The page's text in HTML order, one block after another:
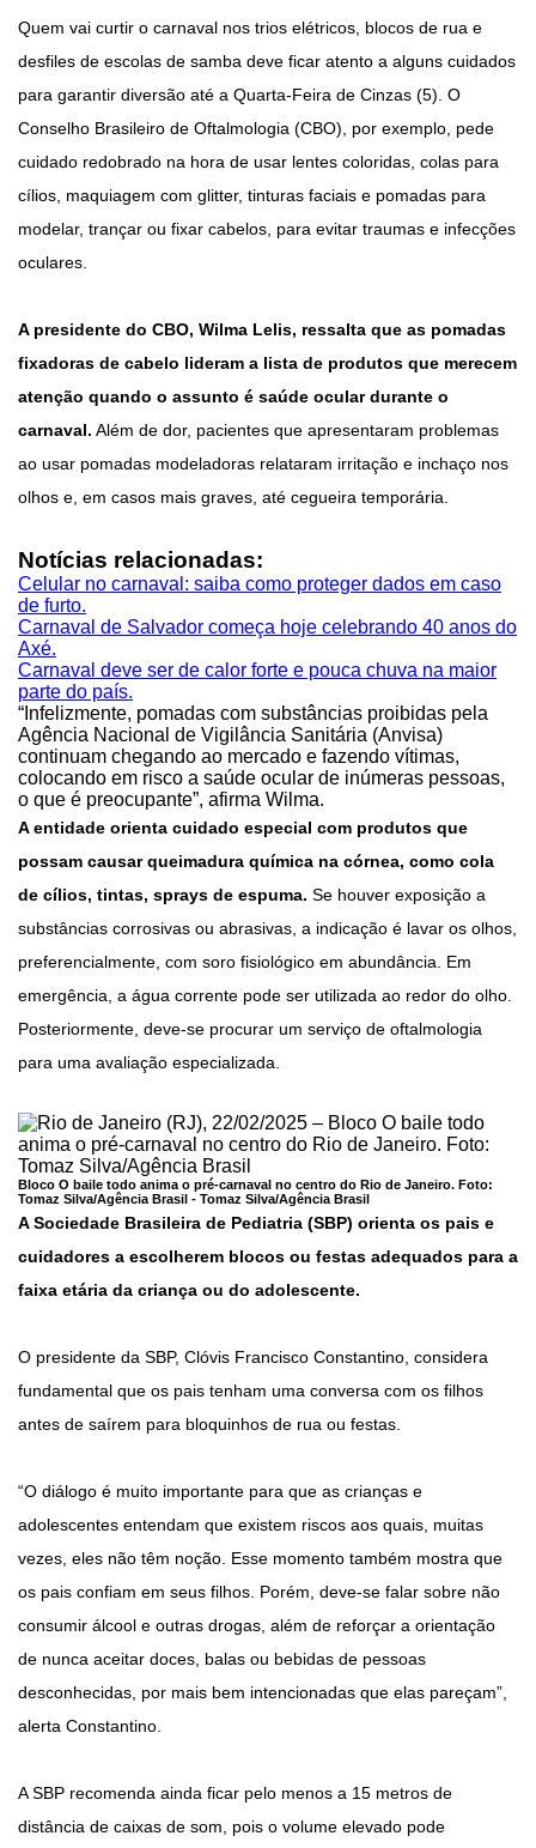
Quem vai curtir o carnaval nos trios elétricos, blocos de rua e
desfiles de escolas de samba deve ficar atento a alguns cuidados
para garantir diversão até a Quarta-Feira de Cinzas (5). O
Conselho Brasileiro de Oftalmologia (CBO), por exemplo, pede
cuidado redobrado na hora de usar lentes coloridas, colas para
cílios, maquiagem com glitter, tinturas faciais e pomadas para
modelar, trançar ou fixar cabelos, para evitar traumas e infecções
oculares.
A presidente do CBO, Wilma Lelis, ressalta que as pomadas
fixadoras de cabelo lideram a lista de produtos que merecem
atenção quando o assunto é saúde ocular durante o
carnaval. Além de dor, pacientes que apresentaram problemas
ao usar pomadas modeladoras relataram irritação e inchaço nos
olhos e, em casos mais graves, até cegueira temporária.
Notícias relacionadas:
Celular no carnaval: saiba como proteger dados em caso
de furto.
Carnaval de Salvador começa hoje celebrando 40 anos do
Axé.
Carnaval deve ser de calor forte e pouca chuva na maior
parte do país.
“Infelizmente, pomadas com substâncias proibidas pela
Agência Nacional de Vigilância Sanitária (Anvisa)
continuam chegando ao mercado e fazendo vítimas,
colocando em risco a saúde ocular de inúmeras pessoas,
o que é preocupante”, afirma Wilma.
A entidade orienta cuidado especial com produtos que
possam causar queimadura química na córnea, como cola
de cílios, tintas, sprays de espuma. Se houver exposição a
substâncias corrosivas ou abrasivas, a indicação é lavar os olhos,
preferencialmente, com soro fisiológico em abundância. Em
emergência, a água corrente pode ser utilizada ao redor do olho.
Posteriormente, deve-se procurar um serviço de oftalmologia
para uma avaliação especializada.
Bloco O baile todo anima o pré-carnaval no centro do Rio de Janeiro. Foto:
Tomaz Silva/Agência Brasil - Tomaz Silva/Agência Brasil
A Sociedade Brasileira de Pediatria (SBP) orienta os pais e
cuidadores a escolherem blocos ou festas adequados para a
faixa etária da criança ou do adolescente.
O presidente da SBP, Clóvis Francisco Constantino, considera
fundamental que os pais tenham uma conversa com os filhos
antes de saírem para bloquinhos de rua ou festas.
“O diálogo é muito importante para que as crianças e
adolescentes entendam que existem riscos aos quais, muitas
vezes, eles não têm noção. Esse momento também mostra que
os pais confiam em seus filhos. Porém, deve-se falar sobre não
consumir álcool e outras drogas, além de reforçar a orientação
de nunca aceitar doces, balas ou bebidas de pessoas
desconhecidas, por mais bem intencionadas que elas pareçam”,
alerta Constantino.
A SBP recomenda ainda ficar pelo menos a 15 metros de
distância de caixas de som, pois o volume elevado pode